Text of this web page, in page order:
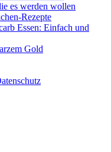
es werden wollen
Rezepte
Essen: Einfach und
Gold